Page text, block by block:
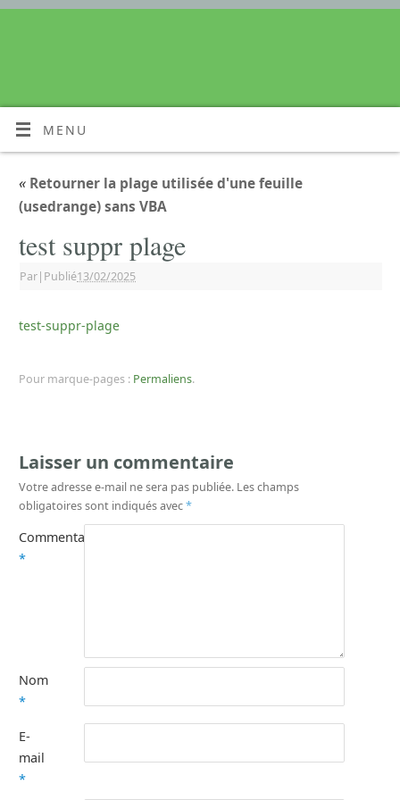
MENU
« Retourner la plage utilisée d'une feuille
(usedrange) sans VBA
test suppr plage
Par| Publié13/02/2025
test-suppr-plage
Pour marque-pages : Permaliens.
Laisser un commentaire
Votre adresse e-mail ne sera pas publiée. Les champs
obligatoires sont indiqués avec*
Commentaire
*
Nom
*
E-
mail
*